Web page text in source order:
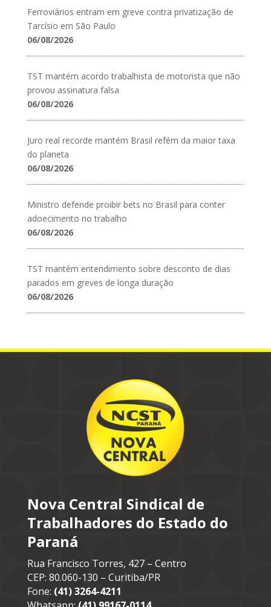
Ferroviários entram em greve contra privatização de
Tarcísio em São Paulo
06/08/2026
TST mantém acordo trabalhista de motorista que não
provou assinatura falsa
06/08/2026
Juro real recorde mantém Brasil refém da maior taxa
do planeta
06/08/2026
Ministro defende proibir bets no Brasil para conter
adoecimento no trabalho
06/08/2026
TST mantém entendimento sobre desconto de dias
parados em greves de longa duração
06/08/2026
Nova Central Sindical de
Trabalhadores do Estado do
Paraná
Rua Francisco Torres, 427 – Centro
CEP: 80.060-130 – Curitiba/PR
Fone: (41) 3264-4211